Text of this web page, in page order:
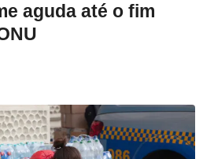
aguda até o fim